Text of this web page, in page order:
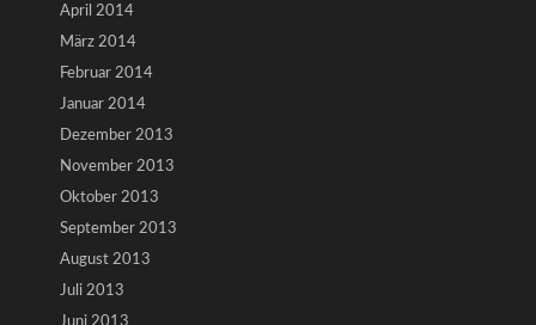
April 2014
März 2014
Februar 2014
Januar 2014
Dezember 2013
November 2013
Oktober 2013
September 2013
August 2013
Juli 2013